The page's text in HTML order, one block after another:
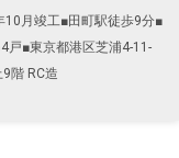
10月竣工■田町駅徒歩9分■
戸■東京都港区芝浦4-11-
階 RC造